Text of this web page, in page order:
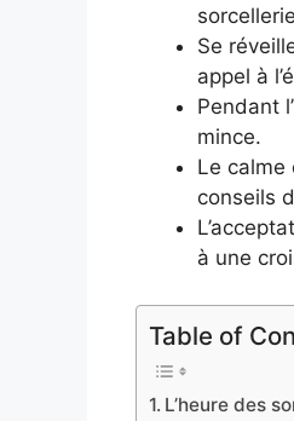
Se
appel à
Pendant
mince.
Le calme
conseils
à une
Table of
L’heure des